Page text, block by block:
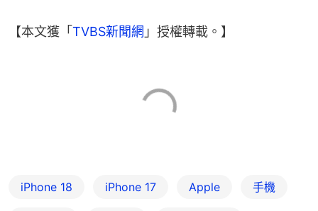
【本文獲「 TVBS新聞網 」授權轉載。】
iPhone 18 iPhone 17 Apple 手機